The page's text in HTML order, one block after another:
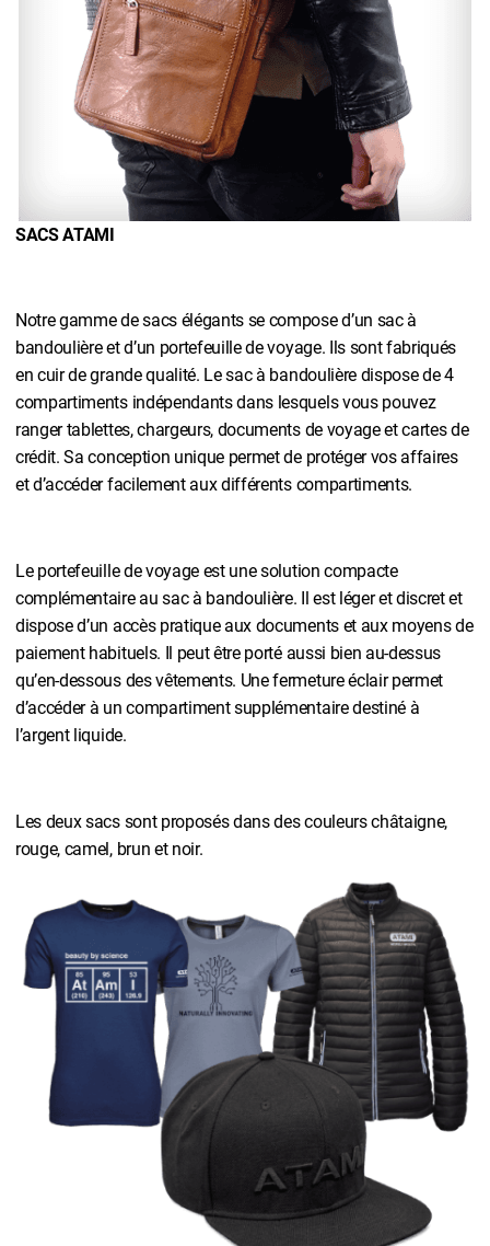
SACS ATAMI
Notre gamme de sacs élégants se compose d’un sac à
bandoulière et d’un portefeuille de voyage. Ils sont fabriqués
en cuir de grande qualité. Le sac à bandoulière dispose de 4
compartiments indépendants dans lesquels vous pouvez
ranger tablettes, chargeurs, documents de voyage et cartes de
crédit. Sa conception unique permet de protéger vos affaires
et d’accéder facilement aux différents compartiments.
Le portefeuille de voyage est une solution compacte
complémentaire au sac à bandoulière. Il est léger et discret et
dispose d’un accès pratique aux documents et aux moyens de
paiement habituels. Il peut être porté aussi bien au-dessus
qu’en-dessous des vêtements. Une fermeture éclair permet
d’accéder à un compartiment supplémentaire destiné à
l’argent liquide.
Les deux sacs sont proposés dans des couleurs châtaigne,
rouge, camel, brun et noir.